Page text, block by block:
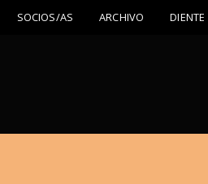
SOCIOS/AS ARCHIVO DIENTE